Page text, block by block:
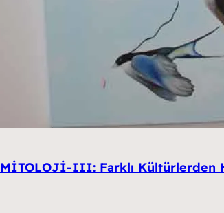
MİTOLOJİ-III: Farklı Kültürlerden